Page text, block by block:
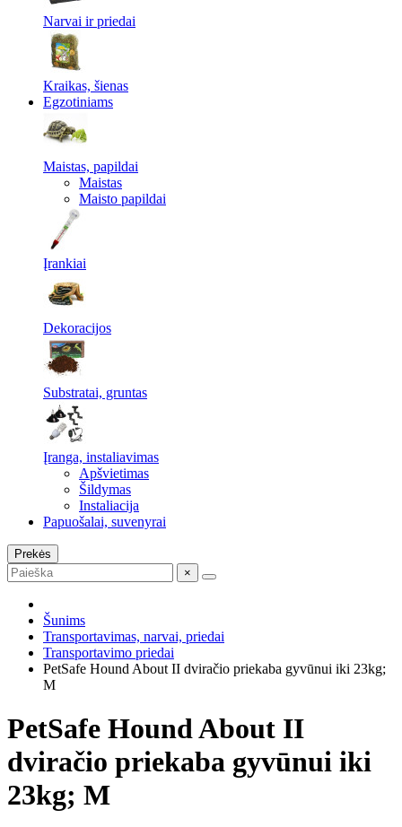
Narvai ir priedai
Kraikas, šienas
Egzotiniams
Maistas, papildai
Maistas
Maisto papildai
Įrankiai
Dekoracijos
Substratai, gruntas
Įranga, instaliavimas
Apšvietimas
Šildymas
Instaliacija
Papuošalai, suvenyrai
Prekės
×
Šunims
Transportavimas, narvai, priedai
Transportavimo priedai
PetSafe Hound About II dviračio priekaba gyvūnui iki 23kg;
M
PetSafe Hound About II
dviračio priekaba gyvūnui iki
23kg; M